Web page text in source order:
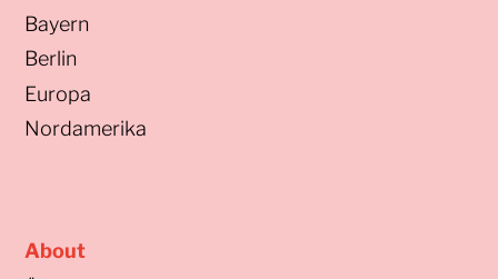
Bayern
Berlin
Europa
Nordamerika
About